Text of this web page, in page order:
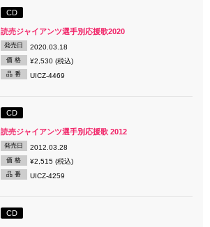
CD
読売ジャイアンツ選手別応援歌2020
発売日 2020.03.18
価 格 ¥2,530 (税込)
品 番 UICZ-4469
CD
読売ジャイアンツ選手別応援歌 2012
発売日 2012.03.28
価 格 ¥2,515 (税込)
品 番 UICZ-4259
CD